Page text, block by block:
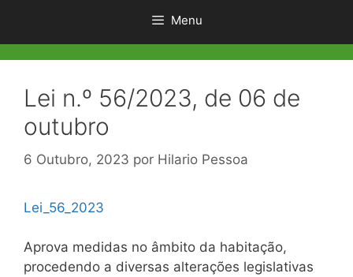
Menu
Lei n.º 56/2023, de 06 de
outubro
6 Outubro, 2023 por Hilario Pessoa
Lei_56_2023
Aprova medidas no âmbito da habitação,
procedendo a diversas alterações legislativas